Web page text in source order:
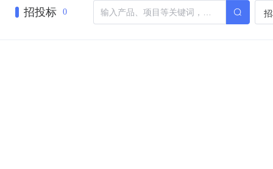
招投标 0